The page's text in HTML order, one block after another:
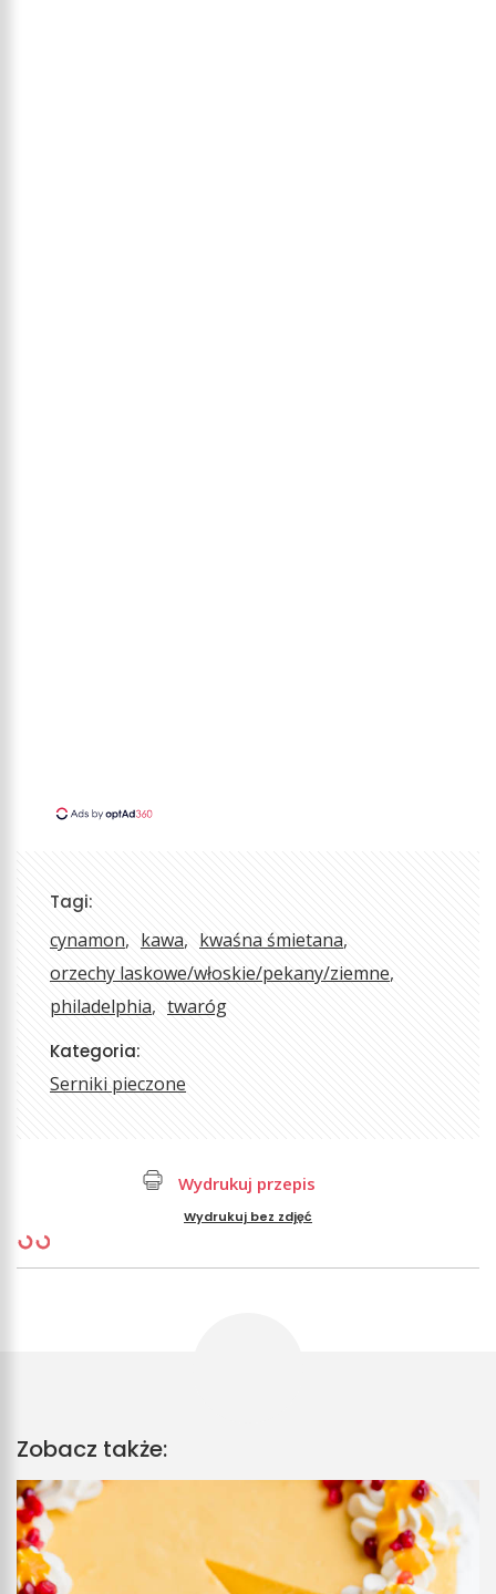
Tagi:
cynamon kawa
kwaśna śmietana
orzechy laskowe/włoskie/pekany/ziemne
philadelphia
twaróg
Kategoria:
Serniki pieczone
Wydrukuj przepis
Wydrukuj bez zdjęć
Zobacz także: